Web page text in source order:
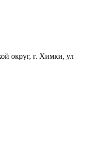
округ, г. Химки, ул